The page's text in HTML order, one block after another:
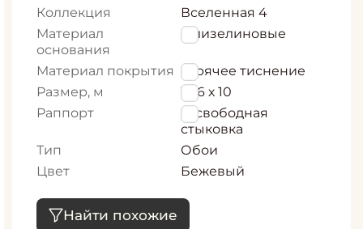
Коллекция
Вселенная 4
Материал
основания
Флизелиновые
Материал покрытия горячее тиснение
Размер, м
1,06 х 10
Раппорт
0, свободная
стыковка
Тип
Обои
Цвет
Бежевый
Найти похожие